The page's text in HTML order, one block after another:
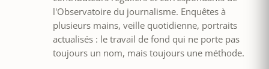
l'Observatoire du journalisme. Enquêtes à
plusieurs mains, veille quotidienne, portraits
actualisés : le travail de fond qui ne porte pas
toujours un nom, mais toujours une méthode.